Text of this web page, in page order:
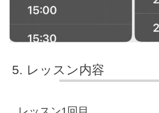
レッスン内容